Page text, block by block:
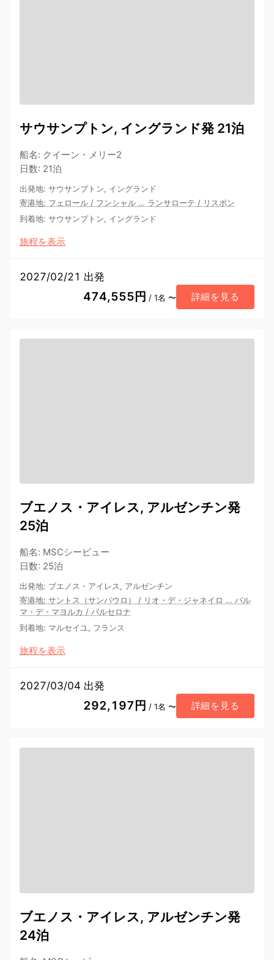
サウサンプトン, イングランド発 21泊
船名: クイーン・メリー2
日数: 21泊
出発地: サウサンプトン, イングランド
寄港地: フェロール / フンシャル … ランサローテ / リスボン
到着地: サウサンプトン, イングランド
旅程を表示
2027/02/21 出発
474,555円 / 1名 〜 詳細を見る
ブエノス・アイレス, アルゼンチン発
25泊
船名: MSCシービュー
日数: 25泊
出発地: ブエノス・アイレス, アルゼンチン
寄港地: サントス（サンパウロ） / リオ・デ・ジャネイロ … パル
マ・デ・マヨルカ / バルセロナ
到着地: マルセイユ, フランス
旅程を表示
2027/03/04 出発
292,197円 / 1名 〜 詳細を見る
ブエノス・アイレス, アルゼンチン発
24泊